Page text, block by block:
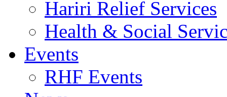
Hariri Relief Services
Health & Social
Events
RHF Events